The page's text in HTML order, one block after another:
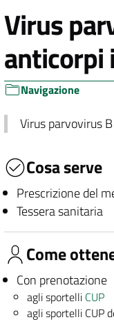
Virus
anticorpi
Navigazione
Virus parvovirus
Cosa serve
Prescrizione del
Tessera sanitaria
Come
Con prenotazione
agli sportelli CUP
agli sportelli CUP